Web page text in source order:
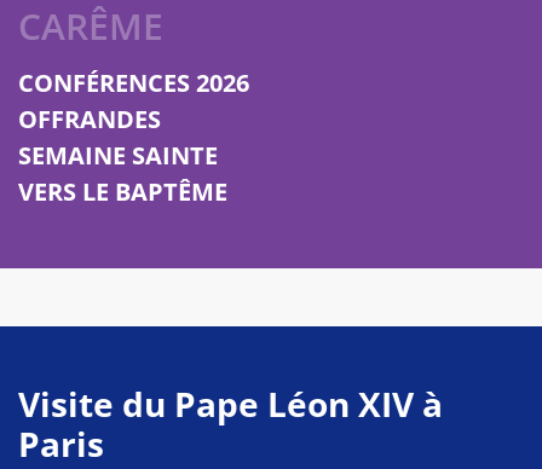
CARÊME
CONFÉRENCES 2026
OFFRANDES
SEMAINE SAINTE
VERS LE BAPTÊME
Visite du Pape Léon XIV à
Paris